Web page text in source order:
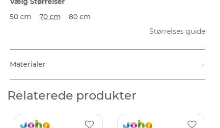
50 cm
70 cm
80 cm
Størrelses guide
Materialer -
Relaterede produkter